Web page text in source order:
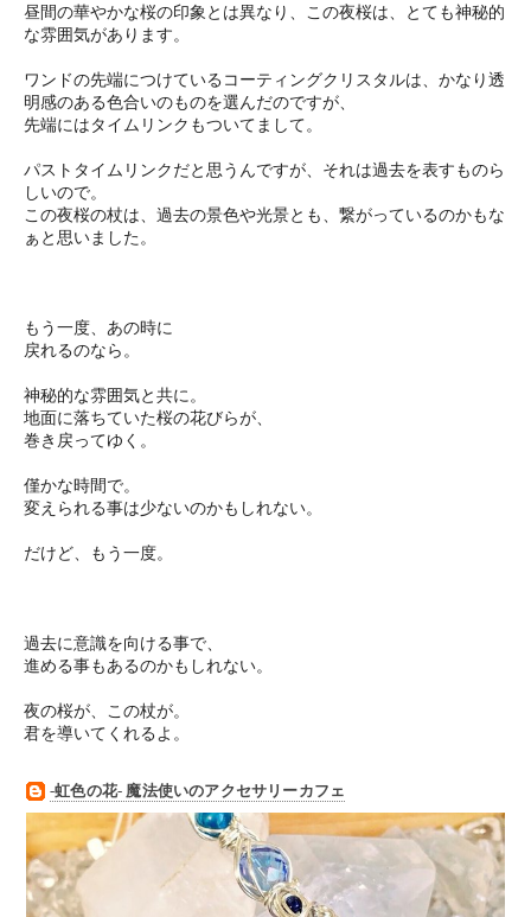
昼間の華やかな桜の印象とは異なり、この夜桜は、とても神秘的
な雰囲気があります。
ワンドの先端につけているコーティングクリスタルは、かなり透
明感のある色合いのものを選んだのですが、
先端にはタイムリンクもついてまして。
パストタイムリンクだと思うんですが、それは過去を表すものら
しいので。
この夜桜の杖は、過去の景色や光景とも、繋がっているのかもな
ぁと思いました。
もう一度、あの時に
戻れるのなら。
神秘的な雰囲気と共に。
地面に落ちていた桜の花びらが、
巻き戻ってゆく。
僅かな時間で。
変えられる事は少ないのかもしれない。
だけど、もう一度。
過去に意識を向ける事で、
進める事もあるのかもしれない。
夜の桜が、この杖が。
君を導いてくれるよ。